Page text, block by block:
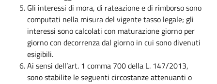
Gli interessi di mora, di rateazione e di rimborso sono
computati nella misura del vigente tasso legale; gli
interessi sono calcolati con maturazione giorno per
giorno con decorrenza dal giorno in cui sono divenuti
esigibili.
Ai sensi dell’art. 1 comma 700 della L. 147/2013,
sono stabilite le seguenti circostanze attenuanti o